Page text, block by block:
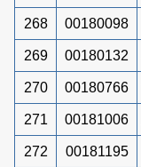
268 00180098
269 00180132
270 00180766
271 00181006
272 00181195